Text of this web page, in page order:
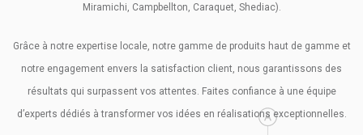
Miramichi, Campbellton, Caraquet, Shediac).
Grâce à notre expertise locale, notre gamme de produits haut de gamme et
notre engagement envers la satisfaction client, nous garantissons des
résultats qui surpassent vos attentes. Faites confiance à une équipe
d’experts dédiés à transformer vos idées en réalisations exceptionnelles.